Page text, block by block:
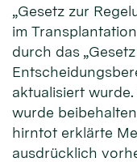
„Gesetz zur
im
durch das
aktualisiert
wurde
hirntot erklärte
ausdrücklich